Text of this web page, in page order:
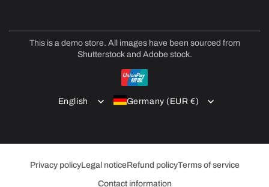
This is a demo store. All images have been sourced from
Shutterstock and Adobe stock.
Payment
methods
English Germany (EUR €)
Privacy policyLegal noticeRefund policyTerms of service
Contact information